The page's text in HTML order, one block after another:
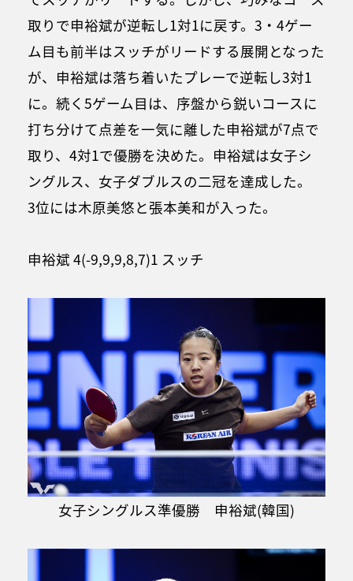
取りで申裕斌が逆転し1対1に戻す。3・4ゲー
ム目も前半はスッチがリードする展開となった
が、申裕斌は落ち着いたプレーで逆転し3対1
に。続く5ゲーム目は、序盤から鋭いコースに
打ち分けて点差を一気に離した申裕斌が7点で
取り、4対1で優勝を決めた。申裕斌は女子シ
ングルス、女子ダブルスの二冠を達成した。
3位には木原美悠と張本美和が入った。
申裕斌 4(-9,9,9,8,7)1 スッチ
女子シングルス準優勝 申裕斌(韓国)